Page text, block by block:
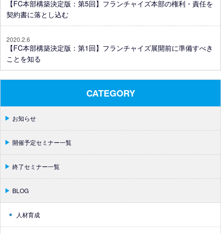
【FC本部構築決定版：第5回】フランチャイズ本部の権利・責任を
契約書に落とし込む
2020.2.6
【FC本部構築決定版：第1回】フランチャイズ展開前に準備すべき
ことを知る
CATEGORY
お知らせ
開催予定セミナー一覧
終了セミナー一覧
BLOG
人材育成